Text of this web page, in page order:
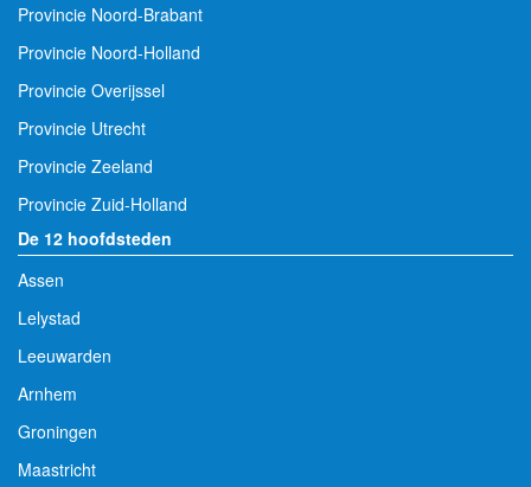
Provincie Noord-Brabant
Provincie Noord-Holland
Provincie Overijssel
Provincie Utrecht
Provincie Zeeland
Provincie Zuid-Holland
De 12 hoofdsteden
Assen
Lelystad
Leeuwarden
Arnhem
Groningen
Maastricht